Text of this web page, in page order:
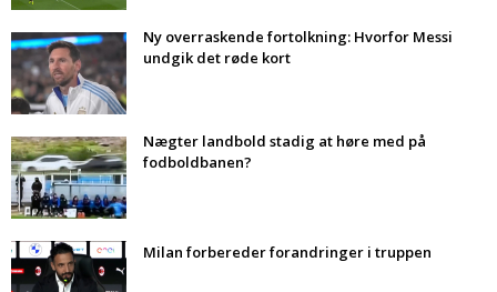
Ny overraskende fortolkning: Hvorfor Messi
undgik det røde kort
Nægter landbold stadig at høre med på
fodboldbanen?
Milan forbereder forandringer i truppen